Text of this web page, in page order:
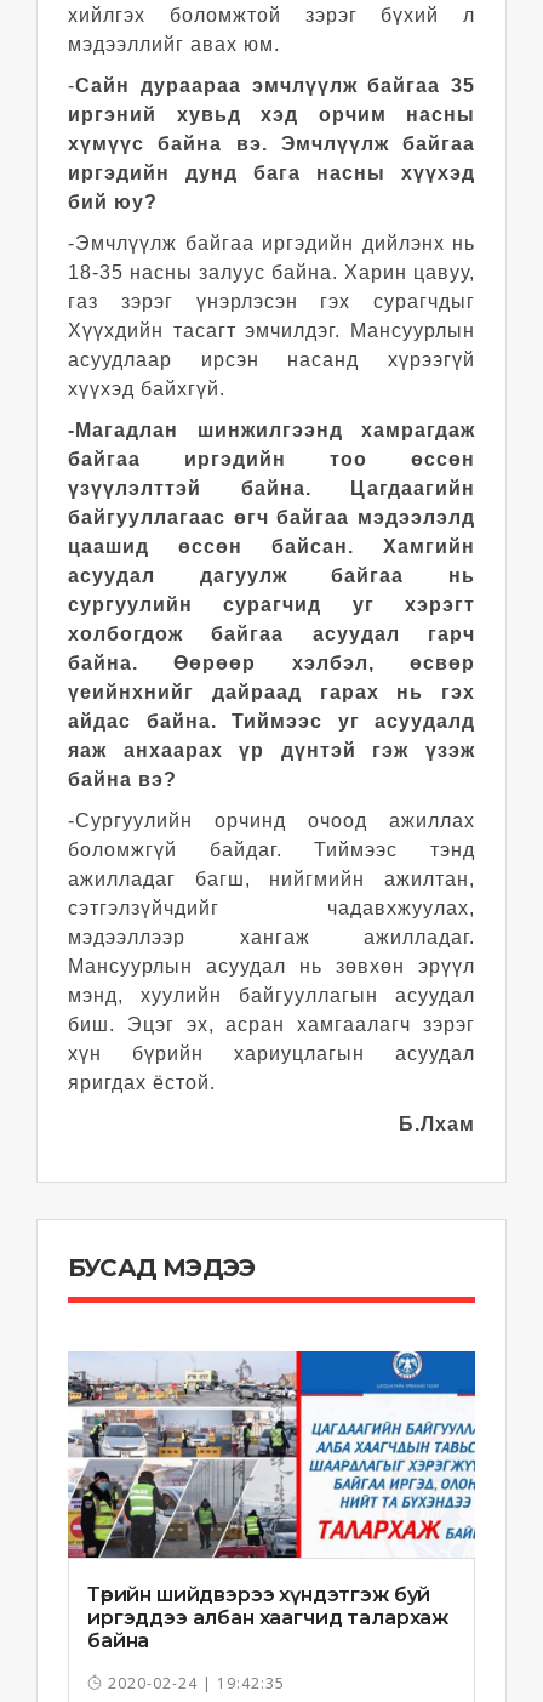
хийлгэх боломжтой зэрэг бүхий л
мэдээллийг авах юм.
-Сайн дураараа эмчлүүлж байгаа 35
иргэний хувьд хэд орчим насны
хүмүүс байна вэ. Эмчлүүлж байгаа
иргэдийн дунд бага насны хүүхэд
бий юу?
-Эмчлүүлж байгаа иргэдийн дийлэнх нь
18-35 насны залуус байна. Харин цавуу,
газ зэрэг үнэрлэсэн гэх сурагчдыг
Хүүхдийн тасагт эмчилдэг. Мансуурлын
асуудлаар ирсэн насанд хүрээгүй
хүүхэд байхгүй.
-Магадлан шинжилгээнд хамрагдаж
байгаа иргэдийн тоо өссөн
үзүүлэлттэй байна. Цагдаагийн
байгууллагаас өгч байгаа мэдээлэлд
цаашид өссөн байсан. Хамгийн
асуудал дагуулж байгаа нь
сургуулийн сурагчид уг хэрэгт
холбогдож байгаа асуудал гарч
байна. Өөрөөр хэлбэл, өсвөр
үеийнхнийг дайраад гарах нь гэх
айдас байна. Тиймээс уг асуудалд
яаж анхаарах үр дүнтэй гэж үзэж
байна вэ?
-Сургуулийн орчинд очоод ажиллах
боломжгүй байдаг. Тиймээс тэнд
ажилладаг багш, нийгмийн ажилтан,
сэтгэлзүйчдийг чадавхжуулах,
мэдээллээр хангаж ажилладаг.
Мансуурлын асуудал нь зөвхөн эрүүл
мэнд, хуулийн байгууллагын асуудал
биш. Эцэг эх, асран хамгаалагч зэрэг
хүн бүрийн хариуцлагын асуудал
яригдах ёстой.
Б.Лхам
БУСАД МЭДЭЭ
Төрийн шийдвэрээ хүндэтгэж буй
иргэддээ албан хаагчид талархаж
байна
2020-02-24 | 19:42:35